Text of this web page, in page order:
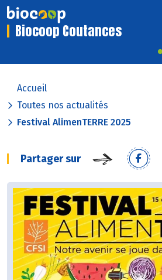
Biocoop Coutances
Accueil
Toutes nos actualités
Festival AlimenTERRE 2025
Partager sur